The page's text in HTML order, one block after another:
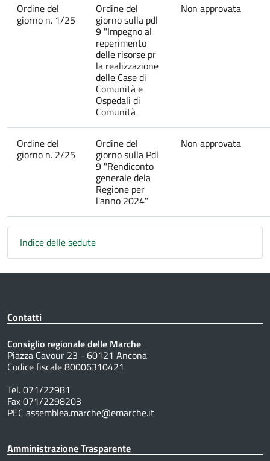
Ordine del
giorno n. 1/25
Ordine del
giorno sulla pdl
9 "Impegno al
reperimento
delle risorse pr
la realizzazione
delle Case di
Comunità e
Ospedali di
Comunità
Non approvata
Ordine del
giorno n. 2/25
Ordine del
giorno sulla Pdl
9 "Rendiconto
generale dela
Regione per
l'anno 2024"
Non approvata
Indice delle sedute
Contatti
Consiglio regionale delle Marche
Piazza Cavour 23 - 60121 Ancona
Codice fiscale 80006310421
Tel. 071/22981
Fax 071/2298203
PEC assemblea.marche@emarche.it
Amministrazione Trasparente